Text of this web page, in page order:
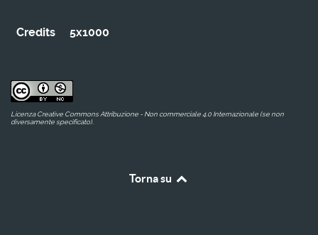
Credits 5x1000
Licenza Creative Commons Attribuzione - Non commerciale 4.0 Internazionale (se non
diversamente specificato).
Torna su